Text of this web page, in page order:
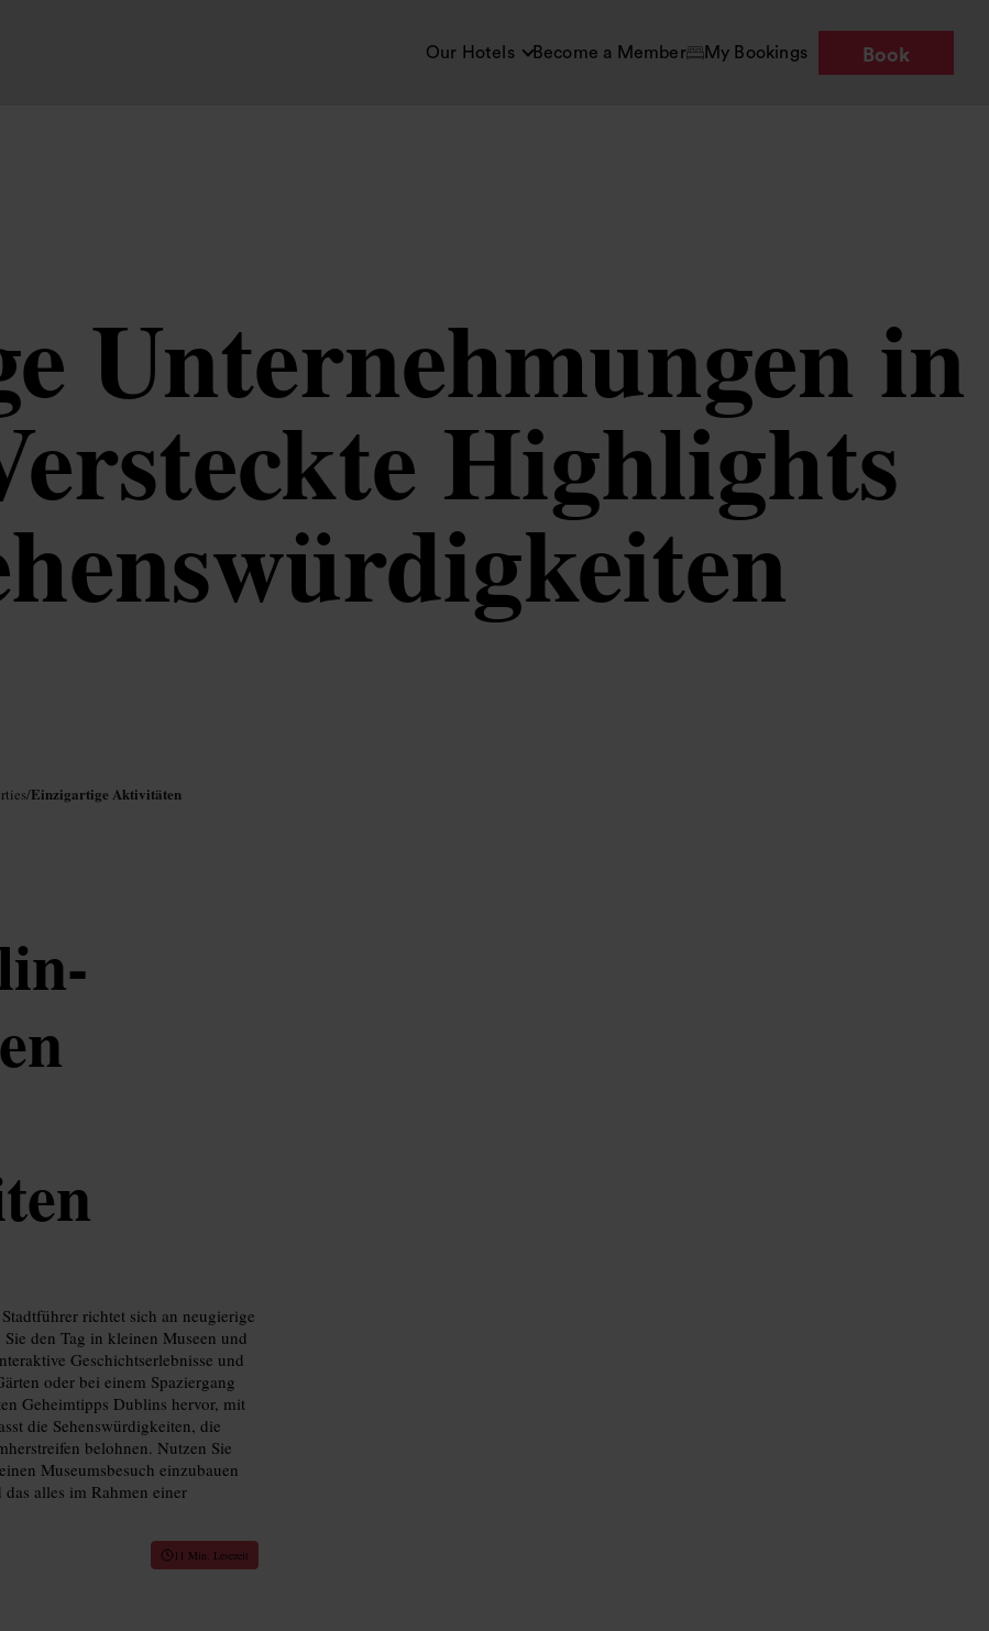
Our Hotels Become a Member My Bookings Book
Unternehmungen in
Highlights
/Einzigartige Aktivitäten
richtet sich an neugierige
den Tag in kleinen Museen und
Geschichtserlebnisse und
oder bei einem Spaziergang
Geheimtipps Dublins hervor, mit
die Sehenswürdigkeiten, die
belohnen. Nutzen Sie
Museumsbesuch einzubauen
alles im Rahmen einer
11 Min. Lesezeit